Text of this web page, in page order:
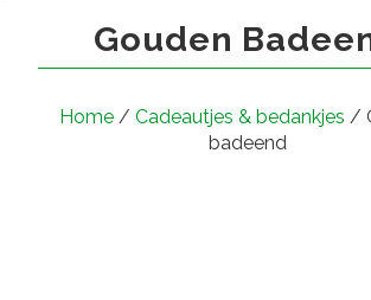
Gouden
Home / Cadeautjes & bedankjes /
badeend